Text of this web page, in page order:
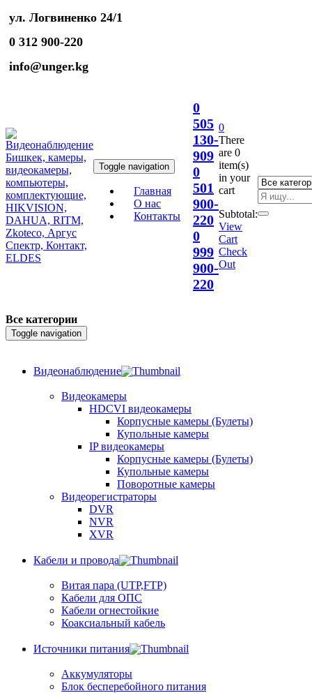
ул. Логвиненко 24/1
0 312 900-220
info@unger.kg
Toggle navigation
Главная
О нас
Контакты
0
505
130-
909
0
501
900-
220
0
999
900-
220
0
There
are 0
item(s)
in your
cart
Subtotal:
View
Cart
Check
Out
Все категории
Toggle navigation
Видеонаблюдение
Видеокамеры
HDCVI видеокамеры
Корпусные камеры (Булеты)
Купольные камеры
IP видеокамеры
Корпусные камеры (Булеты)
Купольные камеры
Поворотные камеры
Видеорегистраторы
DVR
NVR
XVR
Кабели и провода
Витая пара (UTP,FTP)
Кабели для ОПС
Кабели огнестойкие
Коаксиальный кабель
Источники питания
Аккумуляторы
Блок бесперебойного питания